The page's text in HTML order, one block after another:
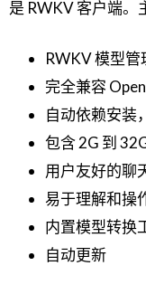
是 RWKV 客户端。
RWKV 模型
完全兼容
自动依赖安装
包含 2G 到
用户友好的聊
易于理解和操
内置模型转换
自动更新